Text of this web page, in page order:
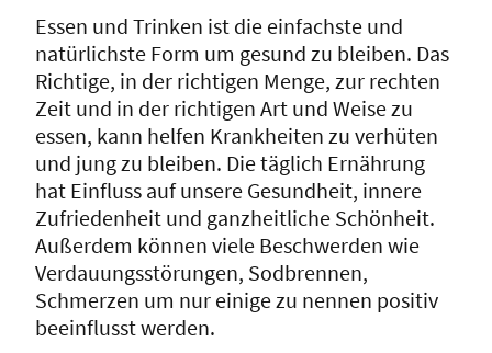
Essen und Trinken ist die einfachste und
natürlichste Form um gesund zu bleiben. Das
Richtige, in der richtigen Menge, zur rechten
Zeit und in der richtigen Art und Weise zu
essen, kann helfen Krankheiten zu verhüten
und jung zu bleiben. Die täglich Ernährung
hat Einfluss auf unsere Gesundheit, innere
Zufriedenheit und ganzheitliche Schönheit.
Außerdem können viele Beschwerden wie
Verdauungsstörungen, Sodbrennen,
Schmerzen um nur einige zu nennen positiv
beeinflusst werden.